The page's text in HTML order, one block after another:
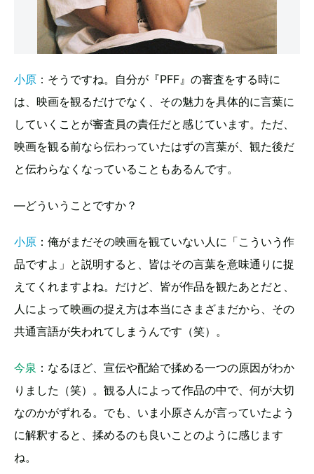
小原 ：そうですね。自分が『PFF』の審査をする時に
は、映画を観るだけでなく、その魅力を具体的に言葉に
していくことが審査員の責任だと感じています。ただ、
映画を観る前なら伝わっていたはずの言葉が、観た後だ
と伝わらなくなっていることもあるんです。
―どういうことですか？
小原 ：俺がまだその映画を観ていない人に「こういう作
品ですよ」と説明すると、皆はその言葉を意味通りに捉
えてくれますよね。だけど、皆が作品を観たあとだと、
人によって映画の捉え方は本当にさまざまだから、その
共通言語が失われてしまうんです（笑）。
今泉 ：なるほど、宣伝や配給で揉める一つの原因がわか
りました（笑）。観る人によって作品の中で、何が大切
なのかがずれる。でも、いま小原さんが言っていたよう
に解釈すると、揉めるのも良いことのように感じます
ね。